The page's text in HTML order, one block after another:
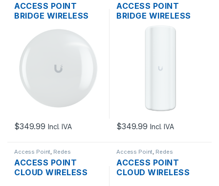
ACCESS POINT
BRIDGE WIRELESS
PRO MIMO 2×2 5GHZ
316MW PTP 19DBI
GIGABIT POE
OUTDOOR
$349.99 Incl. IVA
ACCESS POINT
BRIDGE WIRELESS
UBIQUITI UNIFI UDB-
17DBI GIGABIT POE
$349.99 Incl. IVA
Access Point, Redes
ACCESS POINT
CLOUD WIRELESS
Access Point, Redes
ACCESS POINT
CLOUD WIRELESS